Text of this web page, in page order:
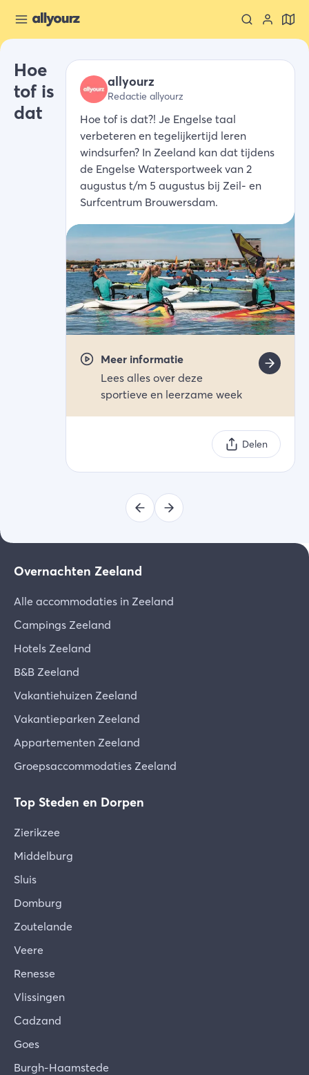
Hoe
tof is
dat
allyourz
Redactie allyourz
Hoe tof is dat?! Je Engelse taal
verbeteren en tegelijkertijd leren
windsurfen? In Zeeland kan dat tijdens
de Engelse Watersportweek van 2
augustus t/m 5 augustus bij Zeil- en
Surfcentrum Brouwersdam.
Meer informatie
Lees alles over deze
sportieve en leerzame week
Delen
Overnachten Zeeland
Alle accommodaties in Zeeland
Campings Zeeland
Hotels Zeeland
B&B Zeeland
Vakantiehuizen Zeeland
Vakantieparken Zeeland
Appartementen Zeeland
Groepsaccommodaties Zeeland
Top Steden en Dorpen
Zierikzee
Middelburg
Sluis
Domburg
Zoutelande
Veere
Renesse
Vlissingen
Cadzand
Goes
Burgh-Haamstede